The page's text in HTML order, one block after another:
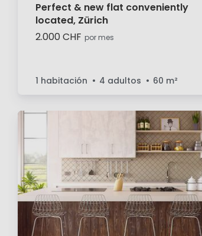
Perfect & new flat conveniently
located, Zürich
2.000 CHF por mes
1 habitación 4 adultos 60 m²